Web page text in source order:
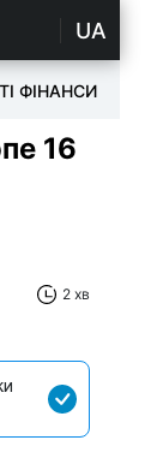
UA
ФІНАНСИ
16
2 хв